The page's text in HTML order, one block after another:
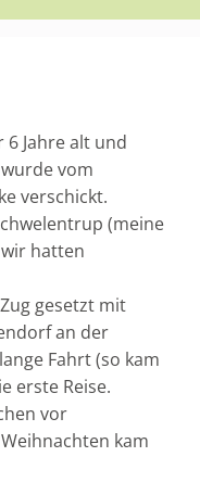
Jahre alt und
vom
verschickt.
(meine
hatten
gesetzt mit
an der
Fahrt (so kam
erste Reise.
vor
kam